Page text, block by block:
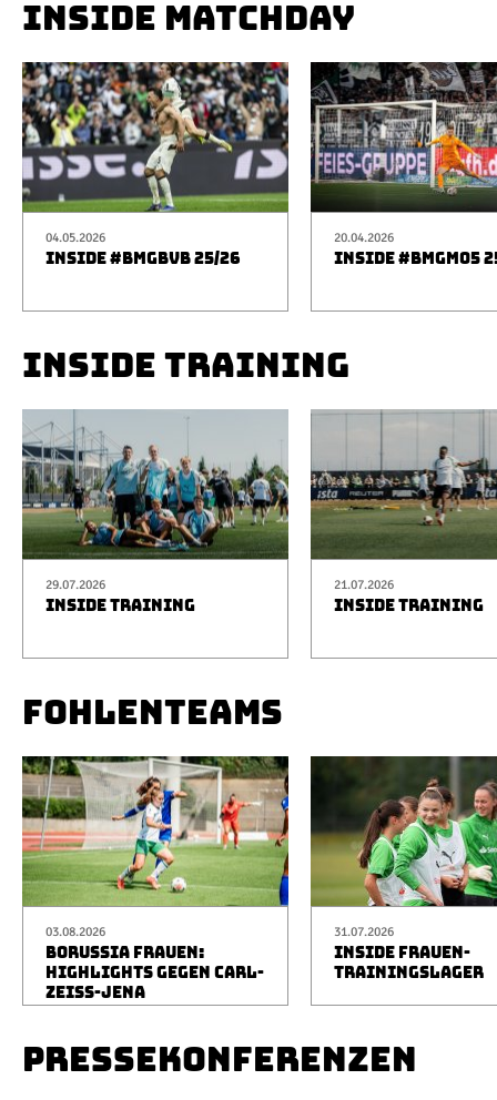
INSIDE MATCHDAY
04.05.2026
INSIDE #BMGBVB 25/26
20.04.2026
INSIDE #BMGM05
INSIDE TRAINING
29.07.2026
INSIDE TRAINING
21.07.2026
INSIDE TRAINING
FOHLENTEAMS
03.08.2026
BORUSSIA FRAUEN:
HIGHLIGHTS GEGEN CARL-
ZEISS-JENA
31.07.2026
INSIDE FRAUEN-
TRAININGSLAGER
PRESSEKONFERENZEN